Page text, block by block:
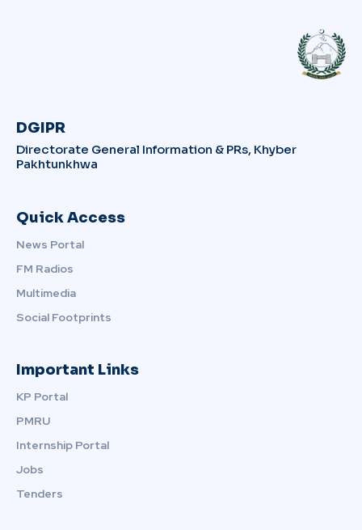
DGIPR
Directorate General Information & PRs, Khyber
Pakhtunkhwa
Quick Access
News Portal
FM Radios
Multimedia
Social Footprints
Important Links
KP Portal
PMRU
Internship Portal
Jobs
Tenders